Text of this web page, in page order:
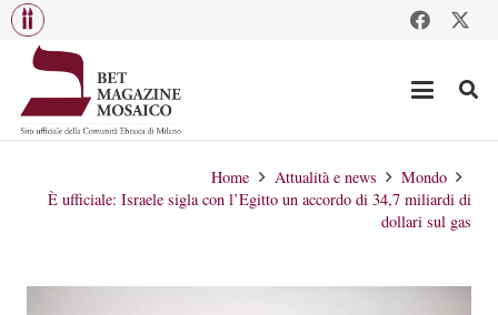
Home Attualità e news
Mondo
È ufficiale: Israele sigla con l’Egitto un accordo di 34,7 miliardi di
dollari sul gas